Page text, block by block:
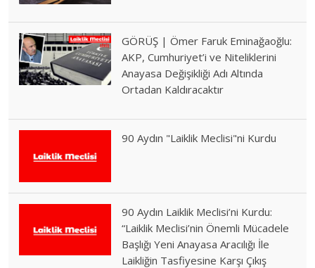
GÖRÜŞ | Ömer Faruk Eminağaoğlu:
AKP, Cumhuriyet’i ve Niteliklerini
Anayasa Değişikliği Adı Altında
Ortadan Kaldıracaktır
90 Aydın "Laiklik Meclisi"ni Kurdu
90 Aydın Laiklik Meclisi’ni Kurdu:
“Laiklik Meclisi’nin Önemli Mücadele
Başlığı Yeni Anayasa Aracılığı İle
Laikliğin Tasfiyesine Karşı Çıkış